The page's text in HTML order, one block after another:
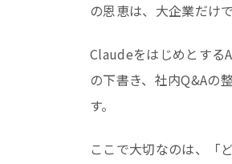
の恩恵は、大企業だけ
Claudeをはじめとする
の下書き、社内Q&Aの
す。
ここで大切なのは、「